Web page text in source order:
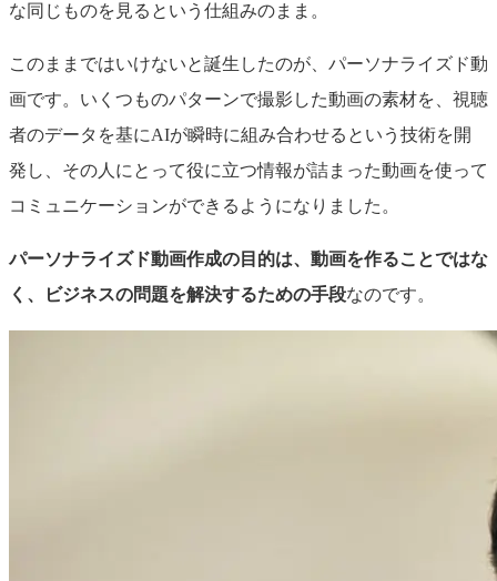
な同じものを見るという仕組みのまま。
このままではいけないと誕生したのが、パーソナライズド動
画です。いくつものパターンで撮影した動画の素材を、視聴
者のデータを基にAIが瞬時に組み合わせるという技術を開
発し、その人にとって役に立つ情報が詰まった動画を使って
コミュニケーションができるようになりました。
パーソナライズド動画作成の目的は、動画を作ることではな
く、ビジネスの問題を解決するための手段なのです。